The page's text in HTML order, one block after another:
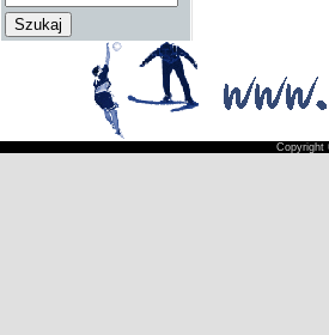
Copyright